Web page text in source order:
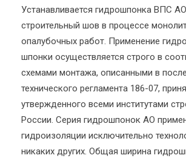
Устанавливается гидрошпонка ВПС
строительный шов в процессе
опалубочных работ. Применение
шпонки осуществляется строго в
схемами монтажа, описанными в
технического регламента 186-07,
утвержденного всеми институтами
России. Серия гидрошпонок АО
гидроизоляции исключительно
никаких других. Общая ширина